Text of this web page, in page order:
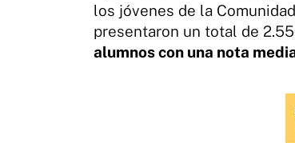
los jóvenes de la
presentaron un total de
alumnos con una nota